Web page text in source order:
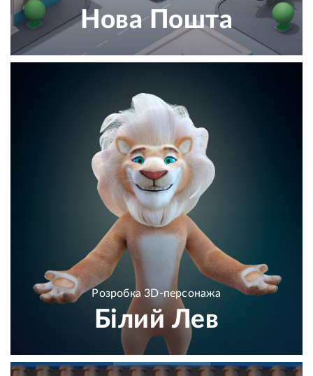
Нова Пошта
Розробка 3D-персонажа
Білий Лев